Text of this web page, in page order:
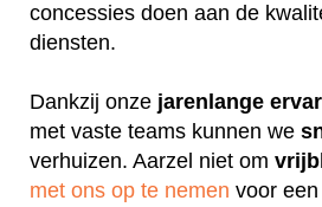
concessies doen aan de
diensten.
Dankzij onze jarenlange
met vaste teams kunnen we
verhuizen. Aarzel niet om
met ons op te nemen voor